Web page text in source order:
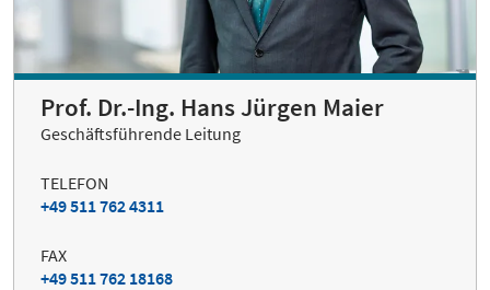
Prof. Dr.-Ing. Hans Jürgen Maier
Geschäftsführende Leitung
TELEFON
+49 511 762 4311
FAX
+49 511 762 18168